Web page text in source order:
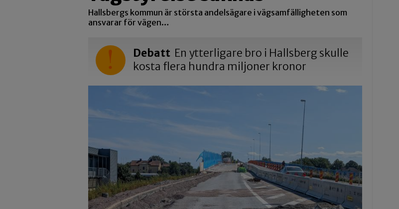
Hallsbergs kommun är största andelsägare i vägsamfälligheten som
ansvarar för vägen…
Debatt En ytterligare bro i Hallsberg skulle
kosta flera hundra miljoner kronor